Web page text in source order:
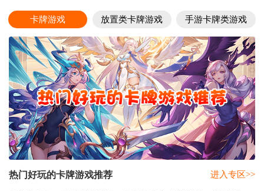
卡牌游戏 放置类卡牌游戏 手游卡牌类游戏
热门好玩的卡牌游戏推荐 进入专区>>